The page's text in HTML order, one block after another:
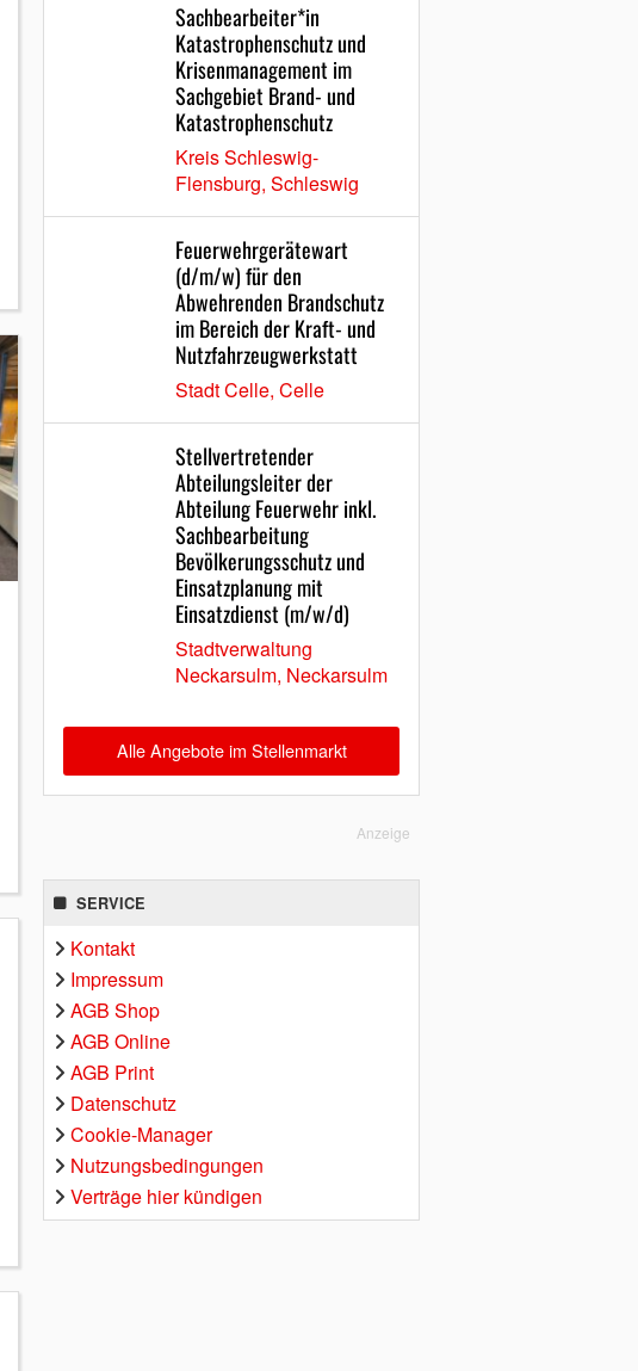
Sachbearbeiter*in
Katastrophenschutz und
Krisenmanagement im
Sachgebiet Brand- und
Katastrophenschutz
Kreis Schleswig-
Flensburg, Schleswig
Feuerwehrgerätewart
(d/m/w) für den
Abwehrenden Brandschutz
im Bereich der Kraft- und
Nutzfahrzeugwerkstatt
Stadt Celle, Celle
Stellvertretender
Abteilungsleiter der
Abteilung Feuerwehr inkl.
Sachbearbeitung
Bevölkerungsschutz und
Einsatzplanung mit
Einsatzdienst (m/w/d)
Stadtverwaltung
Neckarsulm, Neckarsulm
Alle Angebote im Stellenmarkt
Anzeige
SERVICE
Kontakt
Impressum
AGB Shop
AGB Online
AGB Print
Datenschutz
Cookie-Manager
Nutzungsbedingungen
Verträge hier kündigen